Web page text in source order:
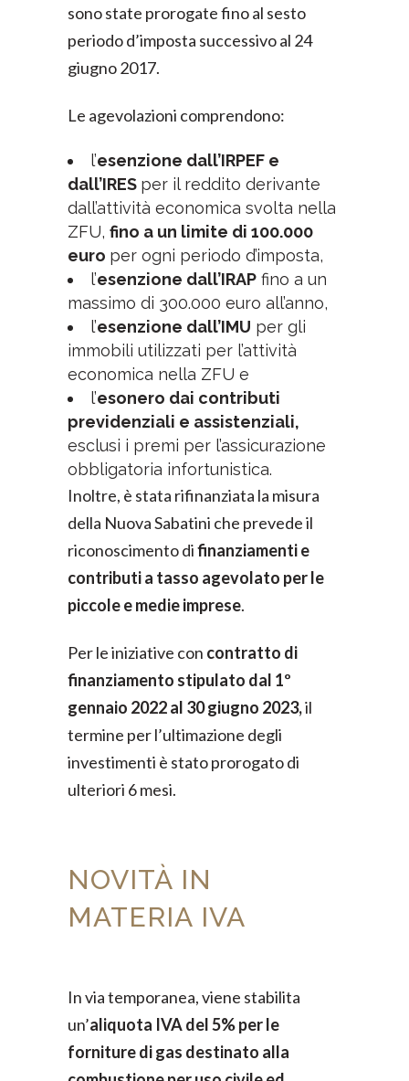
sono state prorogate fino al sesto
periodo d’imposta successivo al 24
giugno 2017.
Le agevolazioni comprendono:
l’esenzione dall’IRPEF e
dall’IRES per il reddito derivante
dall’attività economica svolta nella
ZFU, fino a un limite di 100.000
euro per ogni periodo d’imposta,
l’esenzione dall’IRAP fino a un
massimo di 300.000 euro all’anno,
l’esenzione dall’IMU per gli
immobili utilizzati per l’attività
economica nella ZFU e
l’esonero dai contributi
previdenziali e assistenziali,
esclusi i premi per l’assicurazione
obbligatoria infortunistica.
Inoltre, è stata rifinanziata la misura
della Nuova Sabatini che prevede il
riconoscimento difinanziamenti e
contributi a tasso agevolato per le
piccole e medie imprese.
Per le iniziative con contratto di
finanziamento stipulato dal 1º
gennaio 2022 al 30 giugno 2023,il
termine per l’ultimazione degli
investimenti è stato prorogato di
ulteriori 6 mesi.
NOVITÀ IN
MATERIA IVA
In via temporanea, viene stabilita
un’aliquota IVA del 5% per le
forniture di gas destinato alla